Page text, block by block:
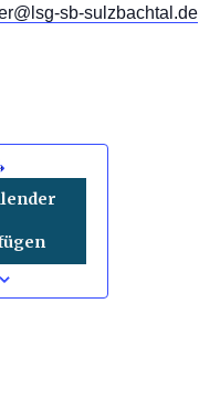
sb-sulzbachtal.de